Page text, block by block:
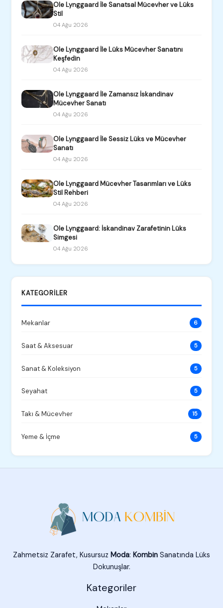
Ole Lynggaard İle Sanatsal Mücevher ve Lüks
Stil
04 Ağu 2026
Ole Lynggaard İle Lüks Mücevher Sanatını
Keşfedin
04 Ağu 2026
Ole Lynggaard İle Zamansız İskandinav
Mücevher Sanatı
04 Ağu 2026
Ole Lynggaard İle Sessiz Lüks ve Mücevher
Sanatı
04 Ağu 2026
Ole Lynggaard Mücevher Tasarımları ve Lüks
Stil Rehberi
04 Ağu 2026
Ole Lynggaard: İskandinav Zarafetinin Lüks
Simgesi
04 Ağu 2026
KATEGORILER
Mekanlar 6
Saat & Aksesuar 5
Sanat & Koleksiyon 5
Seyahat 5
Takı & Mücevher 15
Yeme & İçme 5
Zahmetsiz Zarafet, Kusursuz Moda: Kombin Sanatında Lüks
Dokunuşlar.
Kategoriler